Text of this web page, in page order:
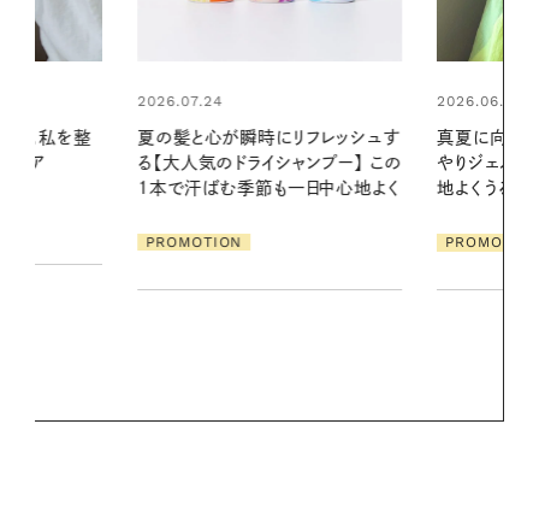
レッシュす
プー】 この
2026.06.01
真夏に向けて、ハーブが香るひん
やりジェルと出合う。暑い季節に心
地よくうるおう、軽やかなボディケ
PROMOTION
2026.07.21
リーとの重